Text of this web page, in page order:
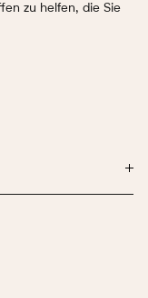
zu helfen, die Sie